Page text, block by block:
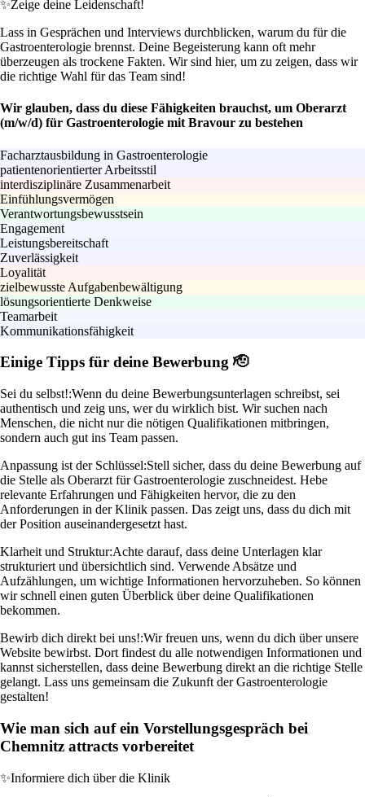
✨Zeige deine Leidenschaft!
Lass in Gesprächen und Interviews durchblicken, warum du für die
Gastroenterologie brennst. Deine Begeisterung kann oft mehr
überzeugen als trockene Fakten. Wir sind hier, um zu zeigen, dass wir
die richtige Wahl für das Team sind!
Wir glauben, dass du diese Fähigkeiten brauchst, um Oberarzt
(m/w/d) für Gastroenterologie mit Bravour zu bestehen
Facharztausbildung in Gastroenterologie
patientenorientierter Arbeitsstil
interdisziplinäre Zusammenarbeit
Einfühlungsvermögen
Verantwortungsbewusstsein
Engagement
Leistungsbereitschaft
Zuverlässigkeit
Loyalität
zielbewusste Aufgabenbewältigung
lösungsorientierte Denkweise
Teamarbeit
Kommunikationsfähigkeit
Einige Tipps für deine Bewerbung 🫡
Sei du selbst!:Wenn du deine Bewerbungsunterlagen schreibst, sei
authentisch und zeig uns, wer du wirklich bist. Wir suchen nach
Menschen, die nicht nur die nötigen Qualifikationen mitbringen,
sondern auch gut ins Team passen.
Anpassung ist der Schlüssel:Stell sicher, dass du deine Bewerbung auf
die Stelle als Oberarzt für Gastroenterologie zuschneidest. Hebe
relevante Erfahrungen und Fähigkeiten hervor, die zu den
Anforderungen in der Klinik passen. Das zeigt uns, dass du dich mit
der Position auseinandergesetzt hast.
Klarheit und Struktur:Achte darauf, dass deine Unterlagen klar
strukturiert und übersichtlich sind. Verwende Absätze und
Aufzählungen, um wichtige Informationen hervorzuheben. So können
wir schnell einen guten Überblick über deine Qualifikationen
bekommen.
Bewirb dich direkt bei uns!:Wir freuen uns, wenn du dich über unsere
Website bewirbst. Dort findest du alle notwendigen Informationen und
kannst sicherstellen, dass deine Bewerbung direkt an die richtige Stelle
gelangt. Lass uns gemeinsam die Zukunft der Gastroenterologie
gestalten!
Wie man sich auf ein Vorstellungsgespräch bei
Chemnitz attracts vorbereitet
✨Informiere dich über die Klinik